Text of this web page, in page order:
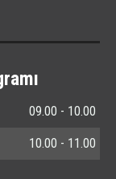
09.00 - 10.00
10.00 - 11.00